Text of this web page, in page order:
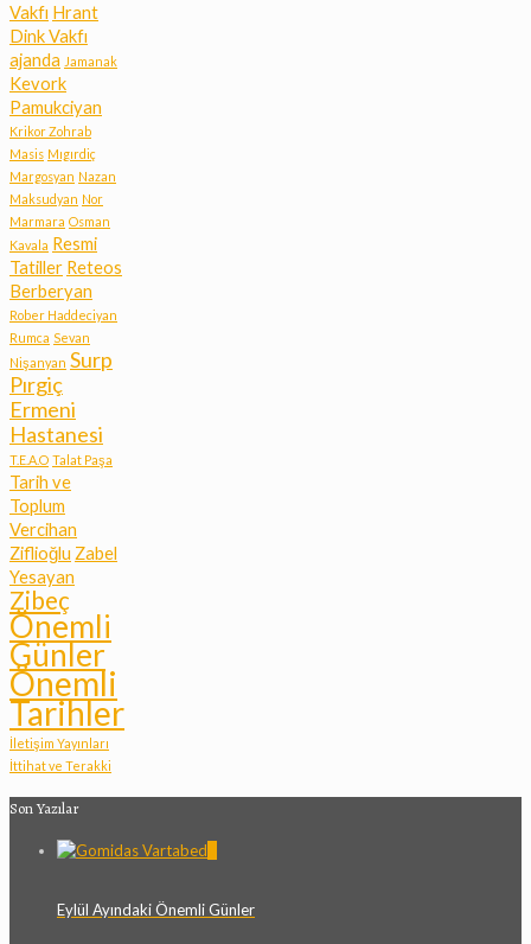
Vakfı Hrant
Dink Vakfı
ajanda Jamanak
Kevork
Pamukciyan
Krikor Zohrab
Masis Mıgırdiç
Margosyan Nazan
Maksudyan Nor
Marmara Osman
Kavala Resmi
Tatiller Reteos
Berberyan
Rober Haddeciyan
Rumca Sevan
Nişanyan Surp
Pırgiç
Ermeni
Hastanesi
T.E.A.O Talat Paşa
Tarih ve
Toplum
Vercihan
Ziflioğlu Zabel
Yesayan
Zibeç
Önemli
Günler
Önemli
Tarihler
İletişim Yayınları
İttihat ve Terakki
Son Yazılar
Eylül Ayındaki Önemli Günler